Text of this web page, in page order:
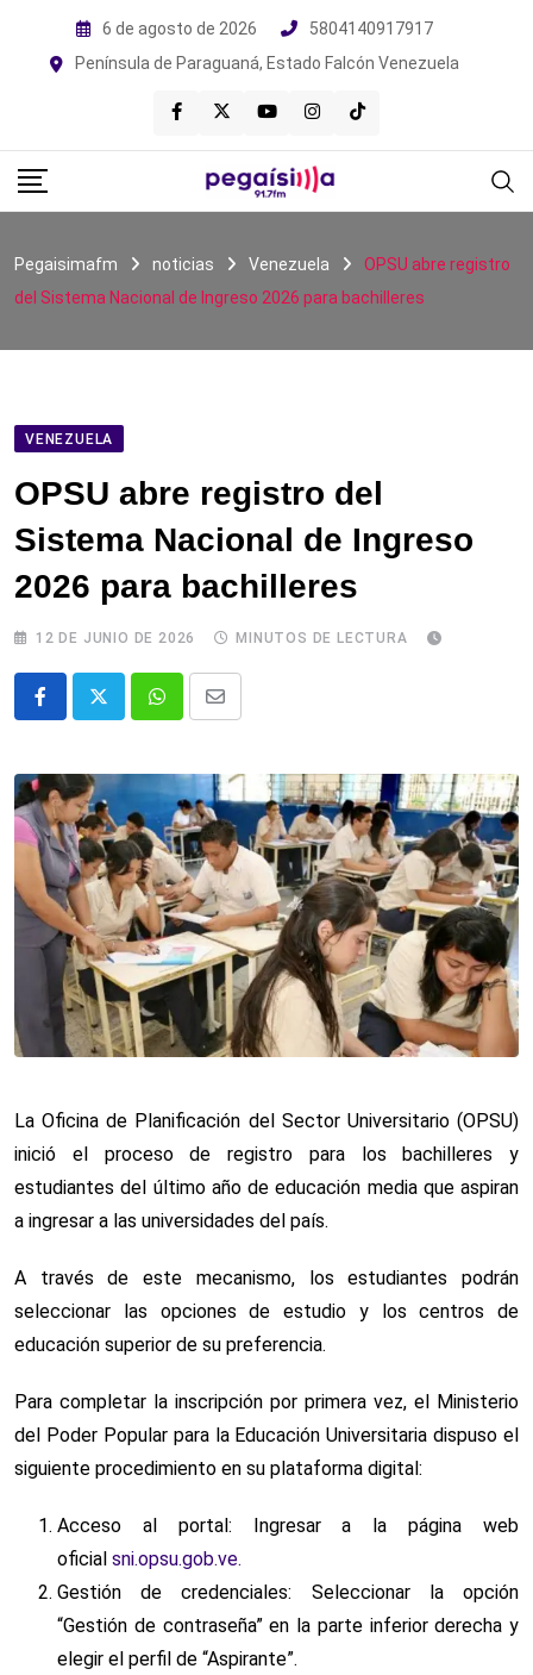
6 de agosto de 2026
5804140917917
Península de Paraguaná, Estado Falcón Venezuela
Pegaisimafm noticias Venezuela
OPSU abre registro
del Sistema Nacional de Ingreso 2026 para bachilleres
VENEZUELA
OPSU abre registro del
Sistema Nacional de Ingreso
2026 para bachilleres
12 DE JUNIO DE 2026 MINUTOS DE LECTURA
WhatsappComparte
email
La Oficina de Planificación del Sector Universitario (OPSU)
inició el proceso de registro para los bachilleres y
estudiantes del último año de educación media que aspiran
a ingresar a las universidades del país.
A través de este mecanismo, los estudiantes podrán
seleccionar las opciones de estudio y los centros de
educación superior de su preferencia.
Para completar la inscripción por primera vez, el Ministerio
del Poder Popular para la Educación Universitaria dispuso el
siguiente procedimiento en su plataforma digital:
Acceso al portal: Ingresar a la página web
oficial sni.opsu.gob.ve.
Gestión de credenciales: Seleccionar la opción
“Gestión de contraseña” en la parte inferior derecha y
elegir el perfil de “Aspirante”.